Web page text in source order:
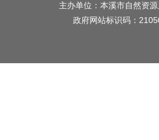
主办单位：本溪市自然资
政府网站标识码：